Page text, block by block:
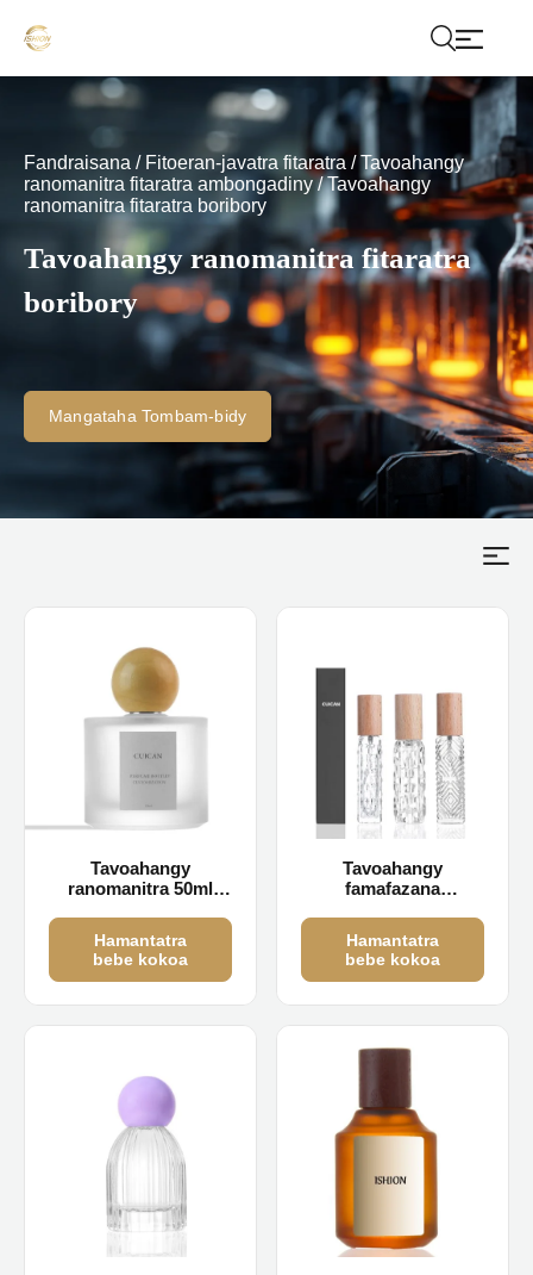
Fandraisana /Fitoeran-javatra fitaratra /Tavoahangy
ranomanitra fitaratra ambongadiny/Tavoahangy
ranomanitra fitaratra boribory
Tavoahangy ranomanitra fitaratra
boribory
Mangataha Tombam-bidy
Tavoahangy
ranomanitra 50ml
Hamantatra
bebe kokoa
Tavoahangy
famafazana
Hamantatra
bebe kokoa